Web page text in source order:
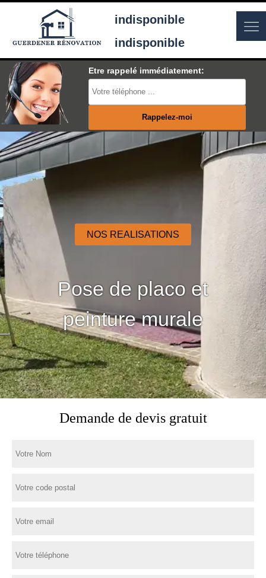
indisponible
indisponible
Etre rappelé immédiatement:
NOS REALISATIONS
Pose de placo et
peinture murale
Demande de devis gratuit